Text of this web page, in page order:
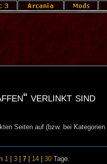
verlinkt sind
Seiten auf (bzw. bei
1 |3 |7 14 |30 Tage.